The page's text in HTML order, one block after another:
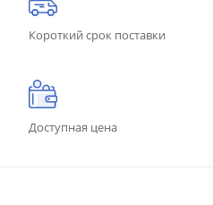
Короткий срок поставки
Доступная цена